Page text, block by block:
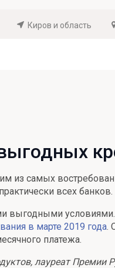
Киров и область
из самых
всех банков.
выгодными
в марте 2019 года.
платежа.
лауреат Премии